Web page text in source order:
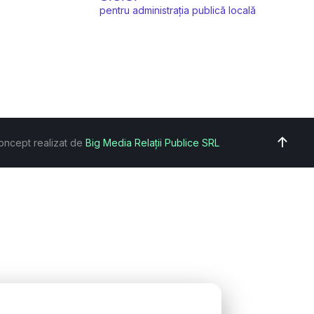
pentru administrația publică locală
realizat de Big Media Relații Publice SRL